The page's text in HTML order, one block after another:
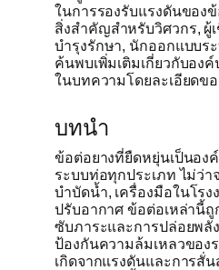
ในการรองรับแรงดันของ
สิ่งสำคัญสำหรับวิศวกร, ผู้
บำรุงรักษา, นักออกแบบร
ค้นพบเพิ่มเติมเกี่ยวกับอง
ในบทความโดยละเอียดขอ
บทนำ
ข้อต่อยางที่ยืดหยุ่นเป็นอ
ระบบท่อทุกประเภท ไม่ว่า
บำบัดน้ำ, เครื่องมือในโรง
ปรับอากาศ ข้อต่อเหล่านี้
ซับภาระและการปล่อยพลั
ป้องกันความล้มเหลวของ
เกิดจากแรงดันและการสั่